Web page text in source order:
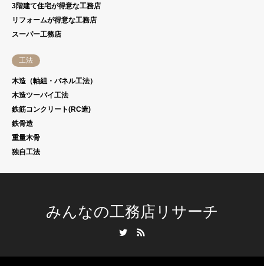
3階建て住宅が得意な工務店
リフォームが得意な工務店
スーパー工務店
工法
木造（軸組・パネル工法）
木造ツーバイ工法
鉄筋コンクリート(RC造)
鉄骨造
重量木骨
独自工法
みんなの工務店リサーチ